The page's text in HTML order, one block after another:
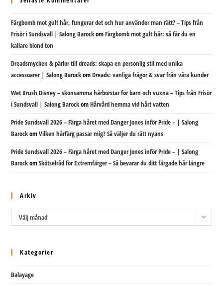
Färgbomb mot gult hår, fungerar det och hur använder man rätt? – Tips från
Frisör i Sundsvall | Salong BarockomFärgbomb mot gult hår: så får du en
kallare blond ton
Dreadsmycken & pärlor till dreads: skapa en personlig stil med unika
accessoarer | Salong BarockomDreads: vanliga frågor & svar från våra kunder
Wet Brush Disney – skonsamma hårborstar för barn och vuxna – Tips från Frisör
i Sundsvall | Salong BarockomHårvård hemma vid hårt vatten
Pride Sundsvall 2026 – Färga håret med Danger Jones inför Pride – | Salong
BarockomVilken hårfärg passar mig? Så väljer du rätt nyans
Pride Sundsvall 2026 – Färga håret med Danger Jones inför Pride – | Salong
BarockomSkötselråd för Extremfärger – Så bevarar du ditt färgade hår längre
Arkiv
ArkivVälj månad
Kategorier
Balayage